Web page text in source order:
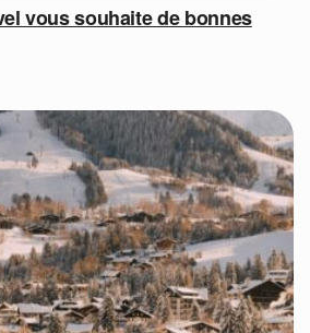
vous souhaite de bonnes